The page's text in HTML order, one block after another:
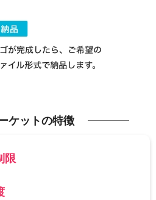
ケットの特徴
限